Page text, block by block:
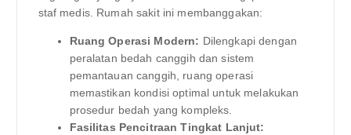
staf medis. Rumah sakit ini membanggakan:
Ruang Operasi Modern: Dilengkapi dengan
peralatan bedah canggih dan sistem
pemantauan canggih, ruang operasi
memastikan kondisi optimal untuk melakukan
prosedur bedah yang kompleks.
Fasilitas Pencitraan Tingkat Lanjut: